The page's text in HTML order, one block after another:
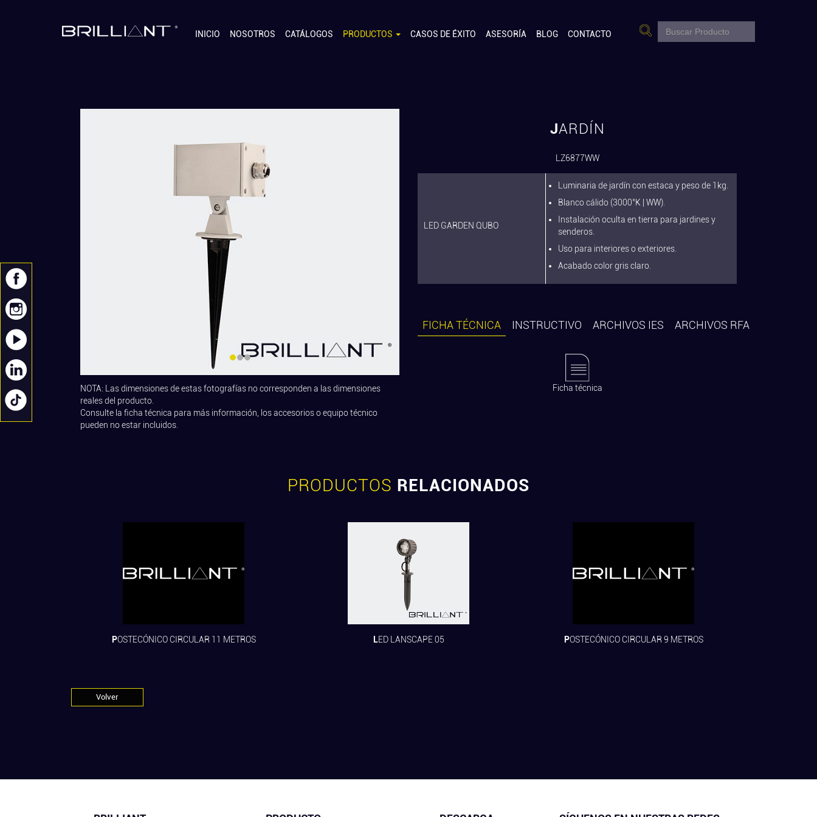
INICIO NOSOTROS CATÁLOGOS PRODUCTOS CASOS DE ÉXITO ASESORÍA BLOG CONTACTO
NOTA: Las dimensiones de estas fotografías no corresponden a las dimensiones
reales del producto.
Consulte la ficha técnica para más información, los accesorios o equipo técnico
pueden no estar incluidos.
JARDÍN
LZ6877WW
LED GARDEN QUBO
Luminaria de jardín con estaca y peso de 1kg.
Blanco cálido (3000°K | WW).
Instalación oculta en tierra para jardines y
senderos.
Uso para interiores o exteriores.
Acabado color gris claro.
FICHA TÉCNICA INSTRUCTIVO ARCHIVOS IES ARCHIVOS RFA
Ficha técnica
PRODUCTOS RELACIONADOS
POSTECÓNICO CIRCULAR 11 METROS LED LANSCAPE 05 POSTECÓNICO CIRCULAR 9 METROS
Volver